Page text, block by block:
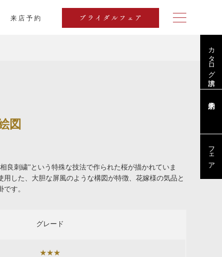
来店予約 ブライダルフェア
カタログ請求
フェア
図
良刺繍”という特殊な技法で作られた桜が描かれていま
用した、大胆な屏風のような構図が特徴、花嫁様の気品と
掛です。
グレード
★★★